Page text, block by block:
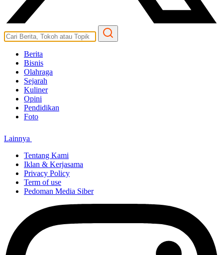
Berita
Bisnis
Olahraga
Sejarah
Kuliner
Opini
Pendidikan
Foto
Lainnya
Tentang Kami
Iklan & Kerjasama
Privacy Policy
Term of use
Pedoman Media Siber